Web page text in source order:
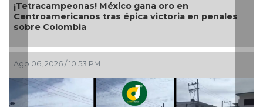
México gana oro en
tras épica victoria en penales
Colombia
2026 / 10:53 PM